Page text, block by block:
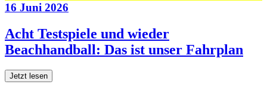
16 Juni 2026
Acht Testspiele und wieder
Beachhandball: Das ist unser Fahrplan
Jetzt lesen